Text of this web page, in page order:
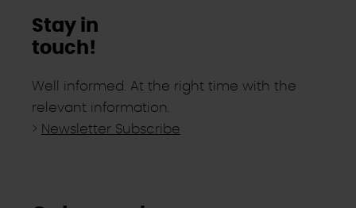
Stay in
touch!
Well informed. At the right time with the
relevant information.
> Newsletter Subscribe